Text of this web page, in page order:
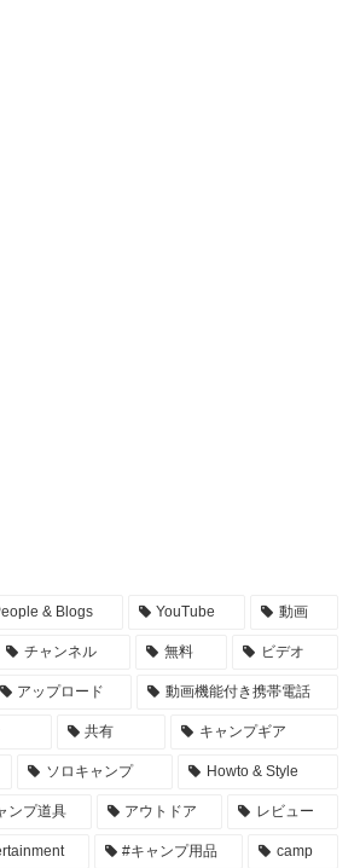
& Blogs YouTube 動画
チャンネル 無料 ビデオ
アップロード 動画機能付き携帯電話
共有 キャンプギア
ソロキャンプ Howto & Style
ンプ道具 アウトドア レビュー
#キャンプ用品 camp